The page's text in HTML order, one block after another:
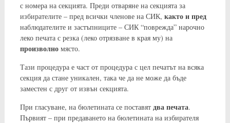
с номера на секцията. Преди отваряне на секцията за
избирателите – пред всички членове на СИК, както и пред
наблюдателите и застъпниците – СИК “поврежда” нарочно
леко печата с резка (леко отрязване в края му) на
произволномясто.
Тази процедура е част от процедура с цел печатът на всяка
секция да стане уникален, така че да не може да бъде
заместен с друг от извън секцията.
При гласуване, на бюлетината се поставят два печата.
Първият – при предаването на бюлетината на избирателя